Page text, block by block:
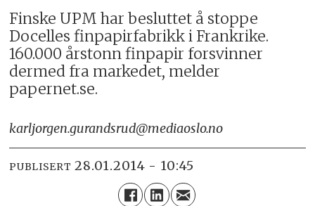
Finske UPM har besluttet å stoppe
Docelles finpapirfabrikk i Frankrike.
160.000 årstonn finpapir forsvinner
dermed fra markedet, melder
papernet.se.
karljorgen.gurandsrud@mediaoslo.no
PUBLISERT 28.01.2014 - 10:45